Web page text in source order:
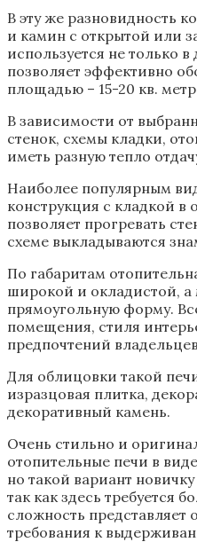
В эту же разновидность
и камин с открытой или
используется не только
позволяет эффективно
площадью – 15-20 кв.
В зависимости от
стенок, схемы кладки,
иметь разную тепло
Наиболее популярным
конструкция с кладкой в
позволяет прогревать
схеме выкладываются
По габаритам
широкой и окладистой, а
прямоугольную форму.
помещения, стиля
предпочтений
Для облицовки такой
изразцовая плитка,
декоративный камень.
Очень стильно и
отопительные печи в
но такой вариант
так как здесь требуется
сложность представляет
требования к